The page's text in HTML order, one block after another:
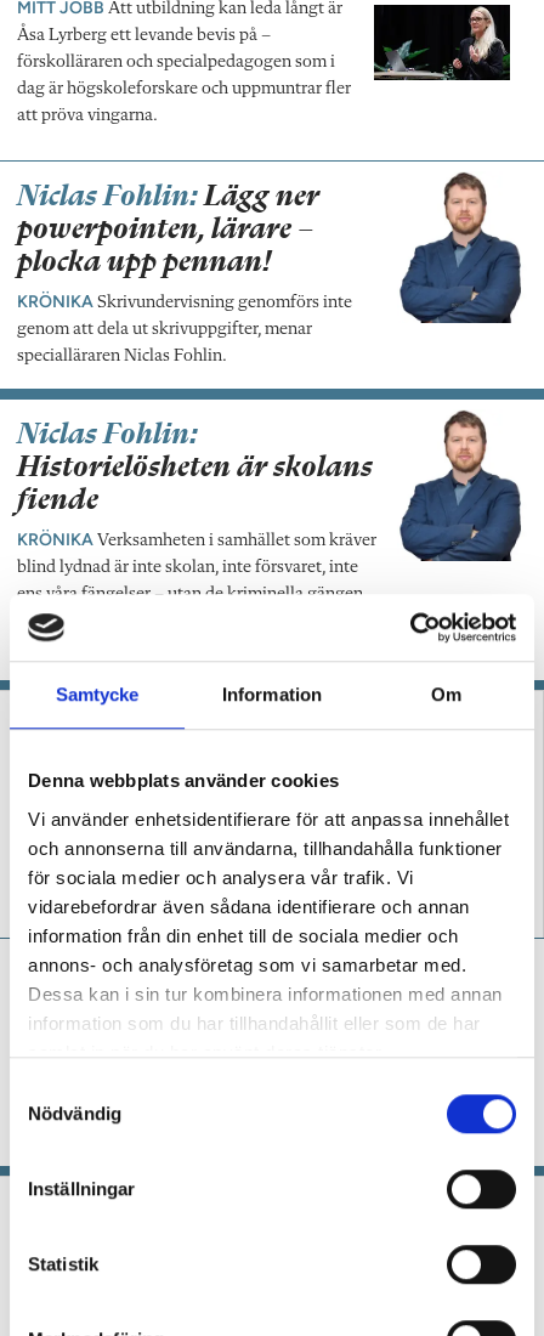
Samtycke Information Om
Denna webbplats använder cookies
Vi använder enhetsidentifierare för att anpassa innehållet
och annonserna till användarna, tillhandahålla funktioner
för sociala medier och analysera vår trafik. Vi
vidarebefordrar även sådana identifierare och annan
information från din enhet till de sociala medier och
annons- och analysföretag som vi samarbetar med.
Dessa kan i sin tur kombinera informationen med annan
information som du har tillhandahållit eller som de har
samlat in när du har använt deras tjänster.
t
Nödvändig
Inställningar
Statistik
MITT JOBB Att utbildning kan leda långt är
Åsa Lyrberg ett levande bevis på –
förskolläraren och specialpedagogen som i
dag är högskoleforskare och uppmuntrar fler
att pröva vingarna.
Niclas Fohlin:Lägg ner
powerpointen, lärare –
plocka upp pennan!
KRÖNIKA Skrivundervisning genomförs inte
genom att dela ut skrivuppgifter, menar
specialläraren Niclas Fohlin.
Niclas Fohlin:
Historielösheten är skolans
fiende
KRÖNIKA Verksamheten i samhället som kräver
blind lydnad är inte skolan, inte försvaret, inte
ens våra fängelser – utan de kriminella gängen.
Just därför måste skolan gå åt motsatt håll,
skriver specialläraren Niclas Fohlin.
”Vi skapar allianser med
föräldrarna”
Slutreplik: ”Vi måste dela
både ilskan och
handlingskraften”
Niclas Fohlin:”En epidemi i
skolan – nånannanismen
på att vi kan påverka våra elever i en positiv
En specialpedagog måste stå rak i